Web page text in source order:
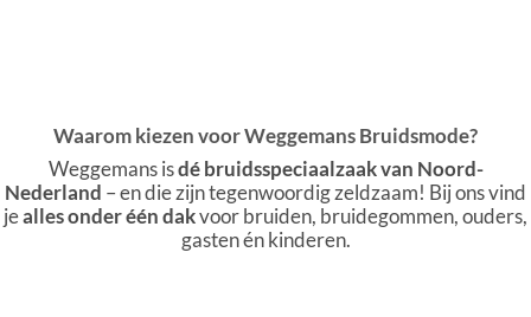
Waarom kiezen voor Weggemans Bruidsmode?
Weggemans isdé bruidsspeciaalzaak van Noord-
Nederland – en die zijn tegenwoordig zeldzaam! Bij ons vind
jealles onder één dakvoor bruiden, bruidegommen, ouders,
gasten én kinderen.